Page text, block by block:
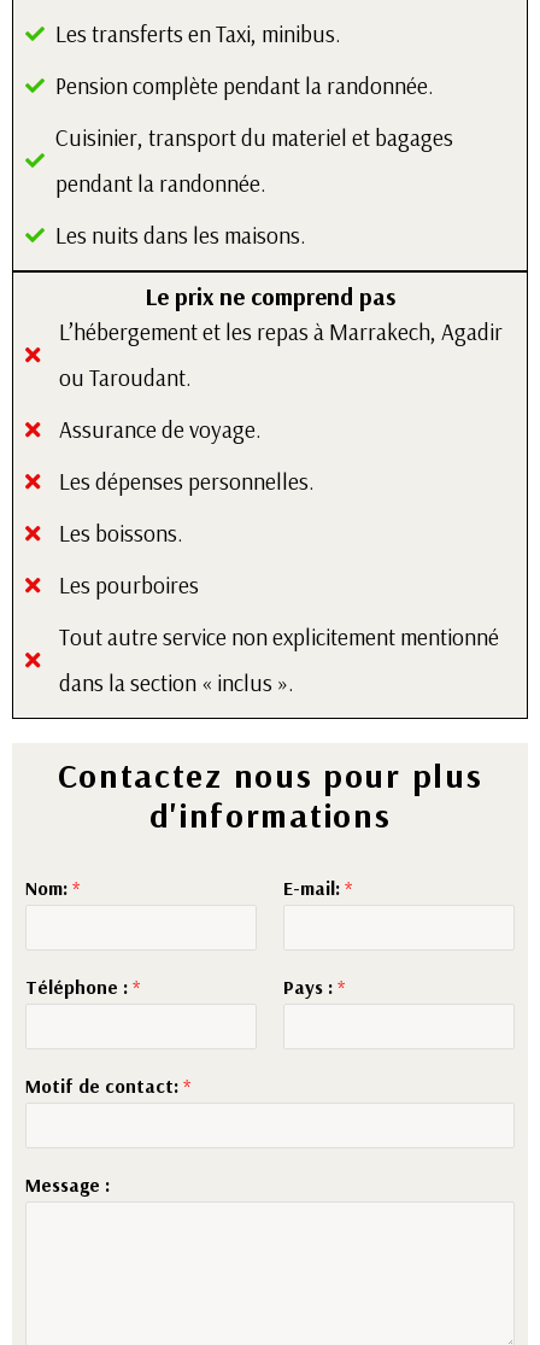
Les transferts en Taxi, minibus.
Pension complète pendant la randonnée.
Cuisinier, transport du materiel et bagages
pendant la randonnée.
Les nuits dans les maisons.
Le prix ne comprend pas
L’hébergement et les repas à Marrakech, Agadir
ou Taroudant.
Assurance de voyage.
Les dépenses personnelles.
Les boissons.
Les pourboires
Tout autre service non explicitement mentionné
dans la section « inclus ».
Contactez nous pour plus
d'informations
Nom: * E-mail: *
Téléphone : * Pays : *
Motif de contact: *
Message :